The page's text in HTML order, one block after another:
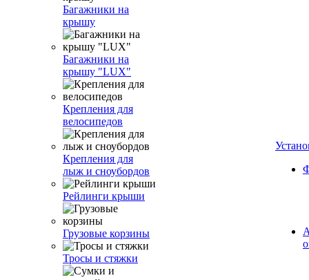
Багажники на
крышу
Багажники на
крышу "LUX"
Крепления для
велосипедов
Крепления для
лыж и сноубордов
Рейлинги крыши
Грузовые корзины
Тросы и стяжки